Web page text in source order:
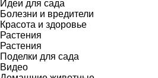
Идеи для сада
Болезни и вредители
Красота и здоровье
Растения
Растения
Поделки для сада
Видео